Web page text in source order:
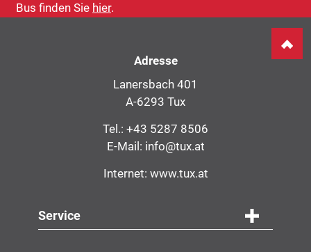
Bus finden Sie hier.
Adresse
Lanersbach 401
A-6293 Tux
Tel.: +43 5287 8506
E-Mail: info@tux.at
Internet: www.tux.at
Navigation
Service